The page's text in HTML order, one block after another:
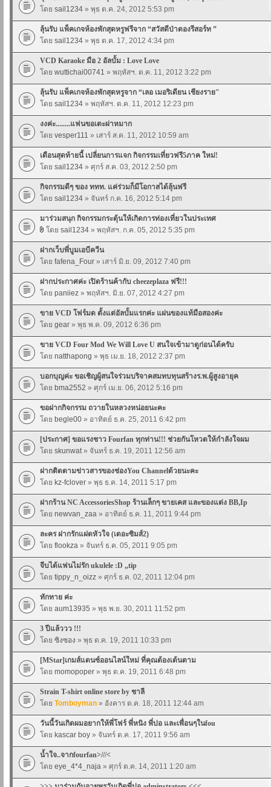
โดย sail1234 » พุธ ต.ค. 24, 2012 5:53 pm
ลุ้นรับ แพ็คเกจห้องพักสุดหรูฟรีจาก “สวัสดีป่าตองรีสอร์ท ”
โดย sail1234 » พุธ ต.ค. 17, 2012 4:34 pm
VCD Karaoke มือ 2 อัลบั้ม : Love Love
โดย wuttichai00741 » พฤหัสฯ. ต.ค. 11, 2012 3:22 pm
ลุ้นรับ แพ็คเกจห้องพักสุดหรูจาก “เลอ เมอริเดียน เชียงราย"
โดย sail1234 » พฤหัสฯ. ต.ค. 11, 2012 12:23 pm
งงค่ะ........แฟนขอเตะผ่าหมาก
โดย vesper111 » เสาร์ ส.ค. 11, 2012 10:59 am
เดือนสุดท้ายนี้ เปลี่ยนการแจก กิจกรรมเที่ยวฟรี5ภาค ใหม่!
โดย sail1234 » ศุกร์ ส.ค. 03, 2012 2:50 pm
กิจกรรมดีๆ ของ ททท. แค่ร่วมก็มีโอกาสได้ลุ้นฟรี
โดย sail1234 » จันทร์ ก.ค. 16, 2012 5:14 pm
มาร่วมสนุก กิจกรรมกระตุ้นให้เกิดการท่องเที่ยวในประเทศ
โดย sail1234 » พฤหัสฯ. ก.ค. 05, 2012 5:35 pm
ฝากเว็บพี่บูมเอบีควีน
โดย fafena_Four » เสาร์ มิ.ย. 09, 2012 7:40 pm
ฝากประกาศค่ะ เปิดร้านค้ากับ cheezeplaza ฟรี!!!
โดย paniiez » พฤหัสฯ. มิ.ย. 07, 2012 4:27 pm
ขาย VCD โฟร์มด ตั้งแต่อัลบั้มแรกค่ะ แผ่นของแท้มือสองค่ะ
โดย gear » พุธ พ.ค. 09, 2012 6:36 pm
ขาย VCD Four Mod We Will Love U สนใจเข้ามาดูก่อนได้ครับ
โดย natthapong » พุธ เม.ย. 18, 2012 2:37 pm
บอกบุญค่ะ ขอเชิญผู้สนใจร่วมบริจาคสมทบทุนสร้างร.พ.ผู้สูงอายุค
โดย bma2552 » ศุกร์ เม.ย. 06, 2012 5:16 pm
ขอฝากกิจกรรม ถวายในหลวงหน่อยนะคะ
โดย begle00 » อาทิตย์ ธ.ค. 25, 2011 6:42 pm
[ประกาศ] ขอแรงชาว Fourfan ทุกท่าน!!! ช่วยกันโหวตให้กำลังใจผม
โดย skunwat» จันทร์ ธ.ค. 19, 2011 12:56 am
ฝากติดตามข่าวสารของช่องYou Channelด้วยนะคะ
โดย kz-fclover » พุธ ธ.ค. 14, 2011 5:17 pm
ฝากร้าน NC AccessoriesShop ร้านเล็กๆ ขายเคส และของแต่ง BB,Ip
โดย newvan_zaa » อาทิตย์ ธ.ค. 11, 2011 9:44 pm
ละคร ฝากรักแฝดหัวใจ (เดอะซิมส์2)
โดย flookza » จันทร์ ธ.ค. 05, 2011 9:05 pm
จีบได้แฟนไม่รัก ukulele :D ,,tip
โดย tippy_n_oizz » ศุกร์ ธ.ค. 02, 2011 12:04 pm
ทักทาย ค่ะ
โดย aum13935 » พุธ พ.ย. 30, 2011 11:52 pm
3 ปีแล้ววว !!!
โดย ซิงซอง » พุธ ต.ค. 19, 2011 10:33 pm
[MStar]เกมส์แดนซ์ออนไลน์ใหม่ ที่คุณต้องเต้นตาม
โดย momopoper » พุธ ต.ค. 19, 2011 6:48 pm
Strain T-shirt online store by ชาลี
โดย Tomboyman » อังคาร ต.ค. 18, 2011 12:44 am
วันนี้วันเกิดผมอยากให้พี่โฟร์ พี่หนิง พี่ปอ และเพื่อนๆในfou
โดย kascar boy » จันทร์ ต.ค. 17, 2011 9:56 am
น้ำใจ..จากfourfan>///<
โดย eye_4*4_naja » ศุกร์ ต.ค. 14, 2011 1:20 am